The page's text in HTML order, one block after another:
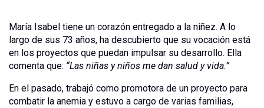
María Isabel tiene un corazón entregado a la niñez. A lo
largo de sus 73 años, ha descubierto que su vocación está
en los proyectos que puedan impulsar su desarrollo. Ella
comenta que: “Las niñas y niños me dan salud y vida.”
En el pasado, trabajó como promotora de un proyecto para
combatir la anemia y estuvo a cargo de varias familias,